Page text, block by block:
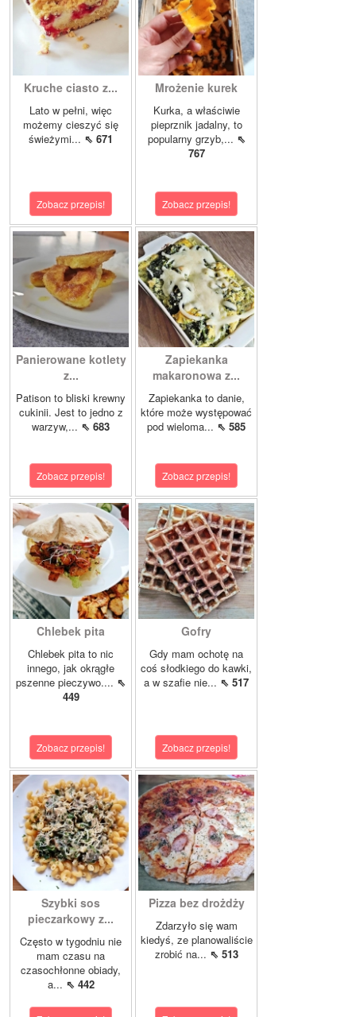
Kruche ciasto z...
Lato w pełni, więc
możemy cieszyć się
świeżymi... ⇖ 671
Zobacz przepis!
Mrożenie kurek
Kurka, a właściwie
pieprznik jadalny, to
popularny grzyb,... ⇖
767
Zobacz przepis!
Panierowane kotlety
z...
Patison to bliski krewny
cukinii. Jest to jedno z
warzyw,... ⇖ 683
Zobacz przepis!
Zapiekanka
makaronowa z...
Zapiekanka to danie,
które może występować
pod wieloma... ⇖ 585
Zobacz przepis!
Chlebek pita
Chlebek pita to nic
innego, jak okrągłe
pszenne pieczywo.... ⇖
449
Zobacz przepis!
Gofry
Gdy mam ochotę na
coś słodkiego do kawki,
a w szafie nie... ⇖ 517
Zobacz przepis!
Szybki sos
pieczarkowy z...
Często w tygodniu nie
mam czasu na
czasochłonne obiady,
a... ⇖ 442
Pizza bez drożdży
Zdarzyło się wam
kiedyś, ze planowaliście
zrobić na... ⇖ 513